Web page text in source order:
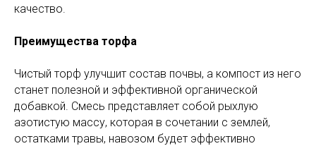
качество.
Преимущества торфа
Чистый торф улучшит состав почвы, а компост из него
станет полезной и эффективной органической
добавкой. Смесь представляет собой рыхлую
азотистую массу, которая в сочетании с землей,
остатками травы, навозом будет эффективно